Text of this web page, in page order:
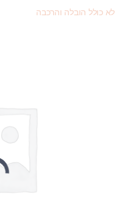
לא כולל הובלה והרכבה